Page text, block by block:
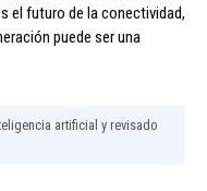
el futuro de la conectividad,
puede ser una
artificial y revisado